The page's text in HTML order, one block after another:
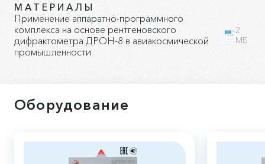
МАТЕРИАЛЫ
Применение аппаратно-программного
комплекса на основе рентгеновского
дифрактометра ДРОН-8 в авиакосмической
промышленности
2
МБ
Оборудование